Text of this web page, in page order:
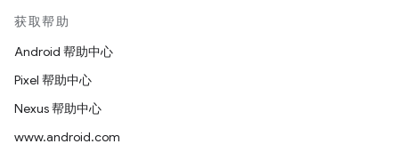
获取帮助
Android 帮助中心
Pixel 帮助中心
Nexus 帮助中心
www.android.com